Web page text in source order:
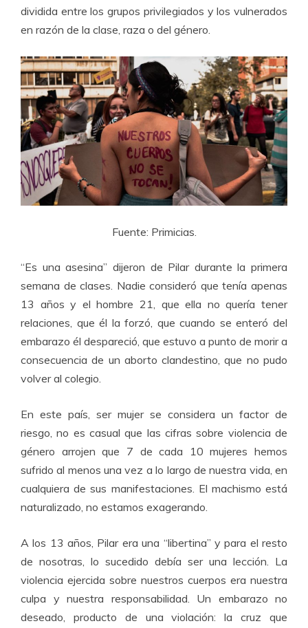
dividida entre los grupos privilegiados y los vulnerados
en razón de la clase, raza o del género.
Fuente: Primicias.
“Es una asesina” dijeron de Pilar durante la primera
semana de clases. Nadie consideró que tenía apenas
13 años y el hombre 21, que ella no quería tener
relaciones, que él la forzó, que cuando se enteró del
embarazo él despareció, que estuvo a punto de morir a
consecuencia de un aborto clandestino, que no pudo
volver al colegio.
En este país, ser mujer se considera un factor de
riesgo, no es casual que las cifras sobre violencia de
género arrojen que 7 de cada 10 mujeres hemos
sufrido al menos una vez a lo largo de nuestra vida, en
cualquiera de sus manifestaciones. El machismo está
naturalizado, no estamos exagerando.
A los 13 años, Pilar era una “libertina” y para el resto
de nosotras, lo sucedido debía ser una lección. La
violencia ejercida sobre nuestros cuerpos era nuestra
culpa y nuestra responsabilidad. Un embarazo no
deseado, producto de una violación: la cruz que